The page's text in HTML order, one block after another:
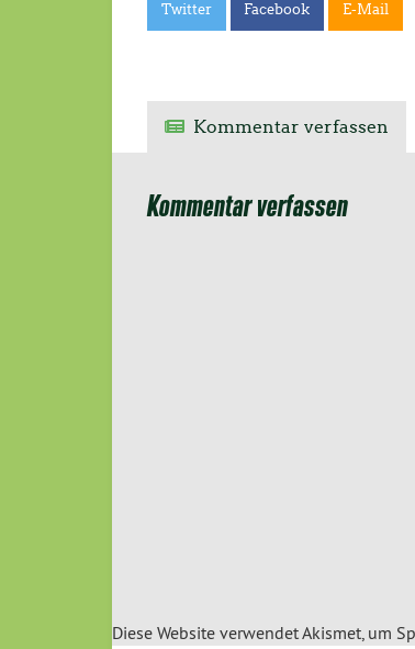
Twitter Facebook E-Mail
Kommentar verfassen
Kommentar verfassen
Diese Website verwendet Akismet, um